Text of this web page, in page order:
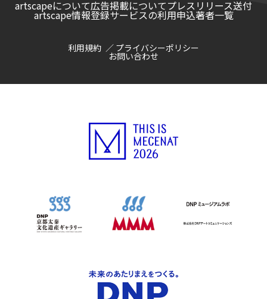
artscapeについて広告掲載についてプレスリリース送付
artscape情報登録サービスの利用申込著者一覧
利用規約 プライバシーポリシー
お問い合わせ